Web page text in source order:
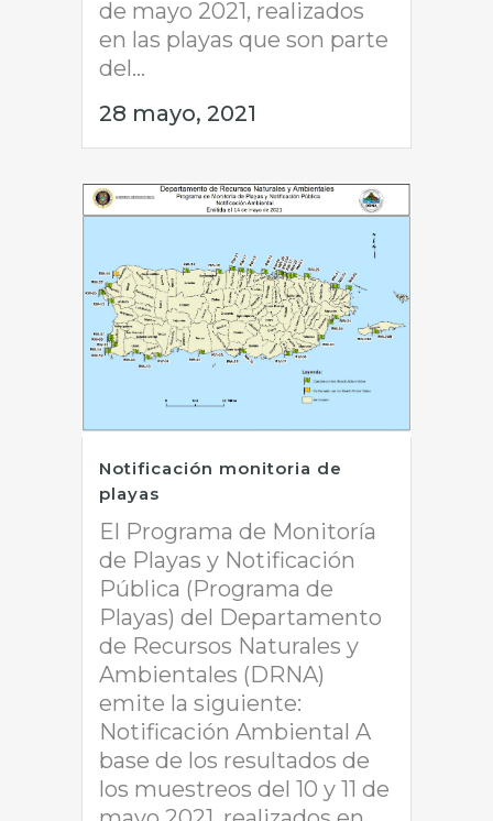
de mayo 2021, realizados
en las playas que son parte
del...
28 mayo, 2021
Notificación monitoria de
playas
El Programa de Monitoría
de Playas y Notificación
Pública (Programa de
Playas) del Departamento
de Recursos Naturales y
Ambientales (DRNA)
emite la siguiente:
Notificación Ambiental A
base de los resultados de
los muestreos del 10 y 11 de